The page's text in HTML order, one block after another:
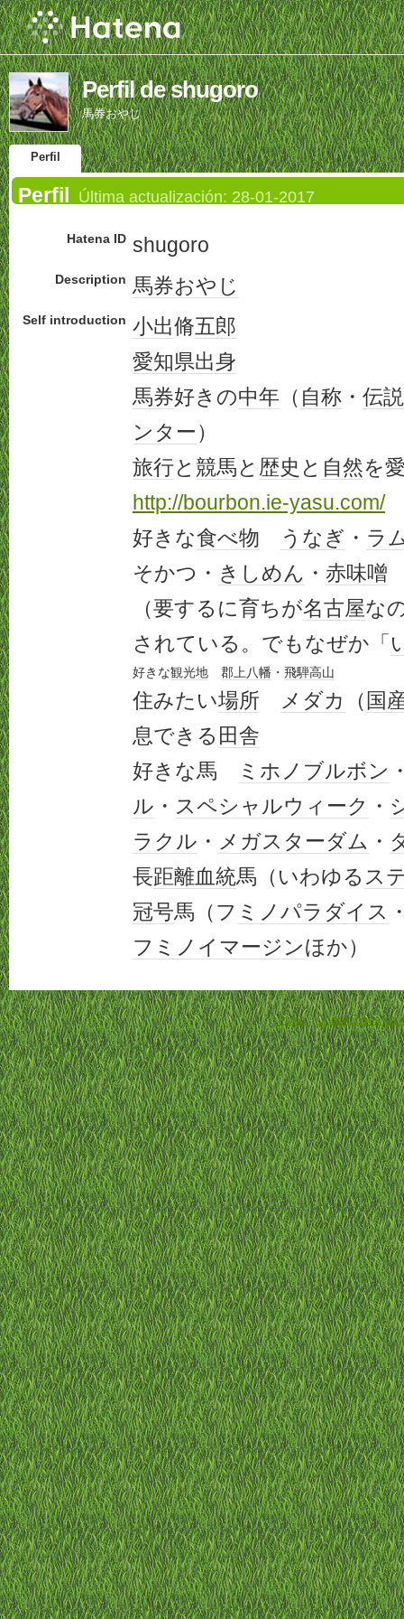
Perfil de shugoro
馬券おやじ
Perfil
Perfil Última actualización: 28-01-2017
Hatena ID shugoro
Description 馬券おやじ
Self introduction 小出脩五郎
愛知県出身
馬券好きの中年 （ 自称 ・ 伝説
ンター）
旅行と 競馬と 歴史 と 自然を
http://bourbon.ie-yasu.com/
好きな食べ物 うなぎ ・ ラ
そかつ・ きしめん ・ 赤味噌
（要するに育ちが名古屋な
されている。でもなぜか「
好きな観光地 郡上八幡 ・ 飛騨高山
住みたい場所 メダカ （ 国
息できる 田舎
好きな馬
ミホノブルボン
ル ・ スペシャルウィーク ・
ラクル ・ メガスターダム ・
長距離血統馬（いわゆる ス
冠号馬（フ ミノパラダイス
フミノイマージンほか）
Inicio-Condiciones de